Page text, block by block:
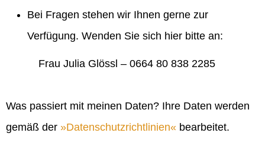
Bei Fragen stehen wir Ihnen gerne zur
Verfügung. Wenden Sie sich hier bitte an:
Frau Julia Glössl – 0664 80 838 2285
Was passiert mit meinen Daten? Ihre Daten werden
gemäß der
Datenschutzrichtlinien bearbeitet.